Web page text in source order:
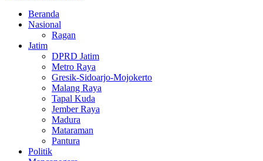
Beranda
Nasional
Ragan
Jatim
DPRD Jatim
Metro Raya
Gresik-Sidoarjo-Mojokerto
Malang Raya
Tapal Kuda
Jember Raya
Madura
Mataraman
Pantura
Politik